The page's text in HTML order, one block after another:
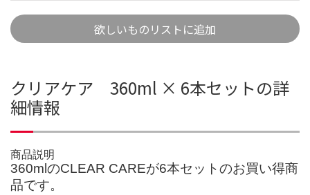
欲しいものリストに追加
クリアケア 360ml × 6本セットの詳
細情報
商品説明
360mlのCLEAR CAREが6本セットのお買い得商
品です。